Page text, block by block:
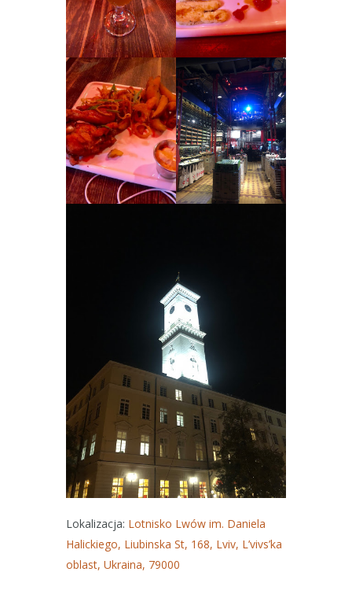
Lokalizacja: Lotnisko Lwów im. Daniela
Halickiego, Liubinska St, 168, Lviv, L’vivs’ka
oblast, Ukraina, 79000